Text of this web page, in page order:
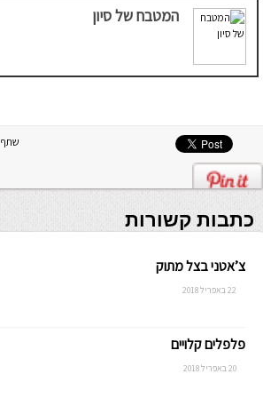
המטבח של סיון
שתף
כתבות קשורות
צ’אטני בצל מתוק
22 באפריל 2018
פלפלים קלויים
20 באפריל 2018